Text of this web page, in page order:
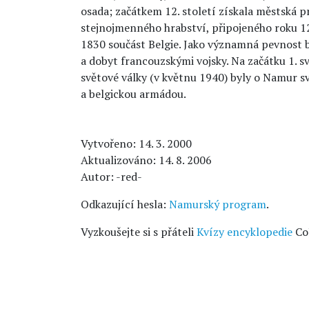
osada; začátkem 12. století získala městská
stejnojmenného hrabství, připojeného roku
1830 součást Belgie. Jako významná
a dobyt francouzskými vojsky. Na začátku 1.
světové války (v květnu 1940) byly o Namur
a belgickou armádou.
Vytvořeno: 14. 3. 2000
Aktualizováno: 14. 8. 2006
Autor: -red-
Odkazující hesla: Namurský program.
Vyzkoušejte si s přáteliKvízy encyklopedie